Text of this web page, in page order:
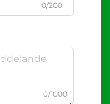
0/200
0/1000